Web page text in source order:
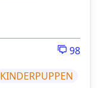
98
KINDERPUPPEN